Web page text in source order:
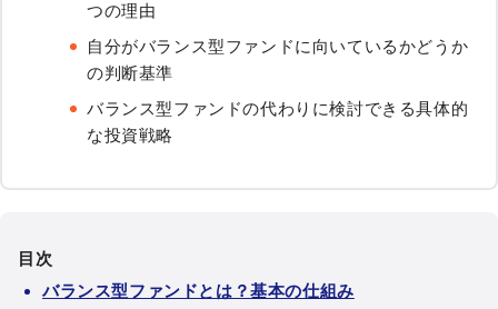
つの理由
自分がバランス型ファンドに向いているかどうか
の判断基準
バランス型ファンドの代わりに検討できる具体的
な投資戦略
目次
バランス型ファンドとは？基本の仕組み